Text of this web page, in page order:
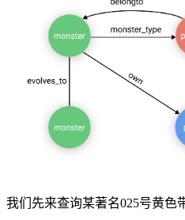
我们先来查询某著名025号黄色